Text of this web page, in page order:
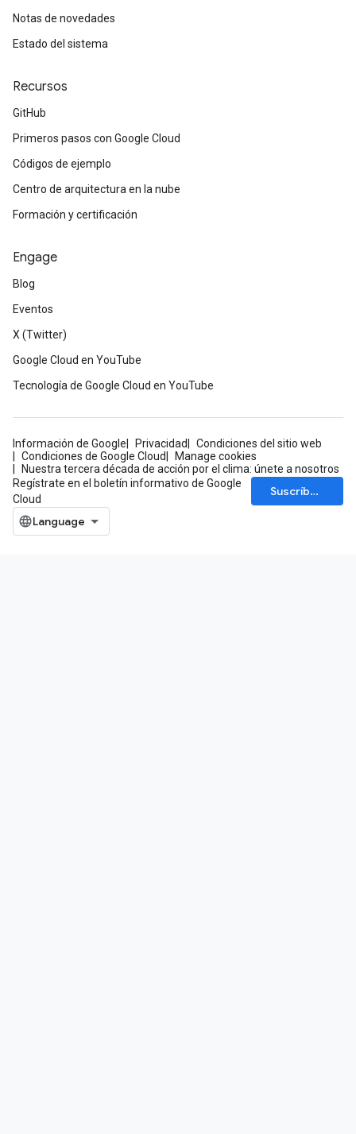
Notas de novedades
Estado del sistema
Recursos
GitHub
Primeros pasos con Google Cloud
Códigos de ejemplo
Centro de arquitectura en la nube
Formación y certificación
Engage
Blog
Eventos
X (Twitter)
Google Cloud en YouTube
Tecnología de Google Cloud en YouTube
Información de Google Privacidad
Condiciones del sitio web
Condiciones de Google Cloud
Manage cookies
Nuestra tercera década de acción por el clima: únete a nosotros
Regístrate en el boletín informativo de Google
Cloud
Suscríbete